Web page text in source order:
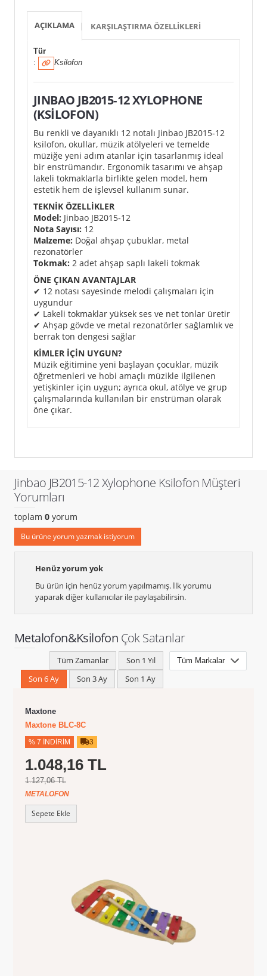
AÇIKLAMA KARŞILAŞTIRMA ÖZELLIKLERI
Tür
:
Ksilofon
JINBAO JB2015‑12 XYLOPHONE
(KSİLOFON)
Bu renkli ve dayanıklı 12 notalı Jinbao JB2015‑12
ksilofon, okullar, müzik atölyeleri ve temelde
müziğe yeni adım atanlar için tasarlanmış ideal
bir enstrümandır. Ergonomik tasarımı ve ahşap
lakeli tokmaklarla birlikte gelen model, hem
estetik hem de işlevsel kullanım sunar.
TEKNİK ÖZELLİKLER
Model: Jinbao JB2015‑12
Nota Sayısı: 12
Malzeme: Doğal ahşap çubuklar, metal
rezonatörler
Tokmak: 2 adet ahşap saplı lakeli tokmak
ÖNE ÇIKAN AVANTAJLAR
✔ 12 notası sayesinde melodi çalışmaları için
uygundur
✔ Lakeli tokmaklar yüksek ses ve net tonlar üretir
✔ Ahşap gövde ve metal rezonatörler sağlamlık ve
berrak ton dengesi sağlar
KİMLER İÇİN UYGUN?
Müzik eğitimine yeni başlayan çocuklar, müzik
öğretmenleri ve hobi amaçlı müzikle ilgilenen
yetişkinler için uygun; ayrıca okul, atölye ve grup
çalışmalarında kullanılan bir enstrüman olarak
öne çıkar.
Jinbao JB2015-12 Xylophone Ksilofon Müşteri
Yorumları
toplam 0 yorum
Bu ürüne yorum yazmak istiyorum
Henüz yorum yok
Bu ürün için henüz yorum yapılmamış. İlk yorumu
yaparak diğer kullanıcılar ile paylaşabilirsin.
Metalofon&Ksilofon Çok Satanlar
Tüm Zamanlar
Son 1 Yıl
Son 6 Ay
Son 3 Ay Son 1 Ay
Maxtone
Maxtone BLC-8C
% 7 İNDIRIM 3
1.048,16 TL
1.127,06 TL
METALOFON
Sepete Ekle